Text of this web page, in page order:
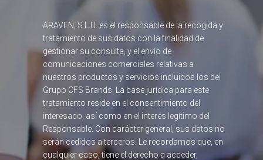
ARAVEN, S.L.U. es el responsable de la recogida y
tratamiento de sus datos con la finalidad de
gestionar su consulta, y el envío de
comunicaciones comerciales relativas a
nuestros productos y servicios incluidos los del
Grupo CFS Brands. La base jurídica para este
tratamiento reside en el consentimiento del
interesado, así como en el interés legítimo del
Responsable. Con carácter general, sus datos no
serán cedidos a terceros. Le recordamos que, en
cualquier caso, tiene el derecho a acceder,